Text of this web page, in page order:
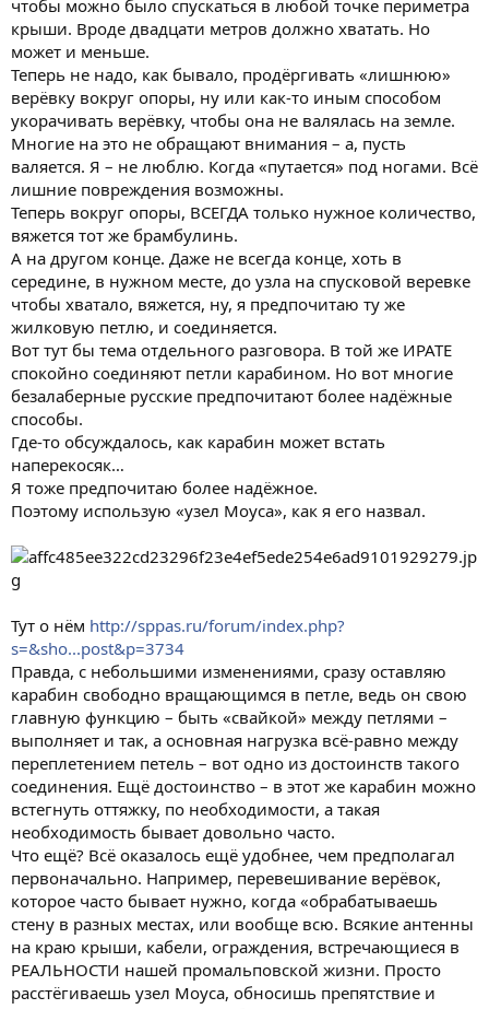
чтобы можно было спускаться в любой точке периметра
крыши. Вроде двадцати метров должно хватать. Но
может и меньше.
Теперь не надо, как бывало, продёргивать «лишнюю»
верёвку вокруг опоры, ну или как-то иным способом
укорачивать верёвку, чтобы она не валялась на земле.
Многие на это не обращают внимания – а, пусть
валяется. Я – не люблю. Когда «путается» под ногами. Всё
лишние повреждения возможны.
Теперь вокруг опоры, ВСЕГДА только нужное количество,
вяжется тот же брамбулинь.
А на другом конце. Даже не всегда конце, хоть в
середине, в нужном месте, до узла на спусковой веревке
чтобы хватало, вяжется, ну, я предпочитаю ту же
жилковую петлю, и соединяется.
Вот тут бы тема отдельного разговора. В той же ИРАТЕ
спокойно соединяют петли карабином. Но вот многие
безалаберные русские предпочитают более надёжные
способы.
Где-то обсуждалось, как карабин может встать
наперекосяк…
Я тоже предпочитаю более надёжное.
Поэтому использую «узел Моуса», как я его назвал.
Тут о нём http://sppas.ru/forum/index.php?
s=&sho...post&p=3734
Правда, с небольшими изменениями, сразу оставляю
карабин свободно вращающимся в петле, ведь он свою
главную функцию – быть «свайкой» между петлями –
выполняет и так, а основная нагрузка всё-равно между
переплетением петель – вот одно из достоинств такого
соединения. Ещё достоинство – в этот же карабин можно
встегнуть оттяжку, по необходимости, а такая
необходимость бывает довольно часто.
Что ещё? Всё оказалось ещё удобнее, чем предполагал
первоначально. Например, перевешивание верёвок,
которое часто бывает нужно, когда «обрабатываешь
стену в разных местах, или вообще всю. Всякие антенны
на краю крыши, кабели, ограждения, встречающиеся в
РЕАЛЬНОСТИ нашей промальповской жизни. Просто
расстёгиваешь узел Моуса, обносишь препятствие и